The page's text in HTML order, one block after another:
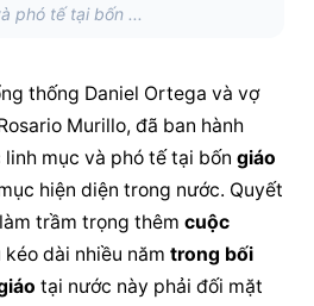
phó tế tại bốn ...
thống Daniel Ortega và vợ
Murillo, đã ban hành
linh mục và phó tế tại bốn giáo
hiện diện trong nước. Quyết
trầm trọng thêm cuộc
kéo dài nhiều năm trong bối
tại nước này phải đối mặt